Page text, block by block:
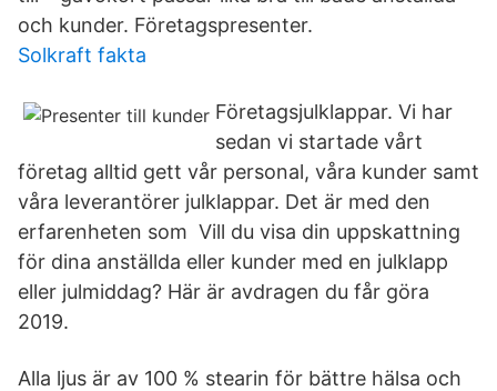
och kunder. Företagspresenter.
Solkraft fakta
Företagsjulklappar. Vi har
sedan vi startade vårt
företag alltid gett vår personal, våra kunder samt
våra leverantörer julklappar. Det är med den
erfarenheten som Vill du visa din uppskattning
för dina anställda eller kunder med en julklapp
eller julmiddag? Här är avdragen du får göra
2019.
Alla ljus är av 100 % stearin för bättre hälsa och